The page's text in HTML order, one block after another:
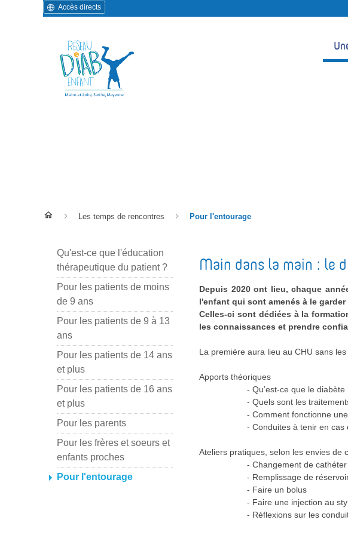
Accès directs
Les temps de rencontres Pour l'entourage
Main dans la main : le
Depuis 2020 ont lieu, chaque
l'enfant qui sont amenés à le
Celles-ci sont dédiées à la
les connaissances et prendre
La première aura lieu au CHU sans
Apports théoriques
- Qu’est-ce que le diabète
- Quels sont les
- Comment fonctionne
- Conduites à tenir en cas
Ateliers pratiques, selon les envies de
- Changement de cathéter
- Remplissage de
- Faire un bolus
- Faire une injection au
- Réflexions sur les
Qu'est-ce que l'éducation
thérapeutique du patient ?
Pour les patients de moins
de 9 ans
Pour les patients de 9 à 13
ans
Pour les patients de 14 ans
et plus
Pour les patients de 16 ans
et plus
Pour les parents
Pour les frères et soeurs et
enfants proches
Pour l'entourage